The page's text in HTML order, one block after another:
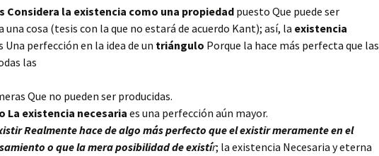
Considera la existencia como una propiedad puesto Que puede ser
una cosa (tesis con la que no estará de acuerdo Kant); así, la existencia
Una perfección en la idea de un triángulo Porque la hace más perfecta que las
las
Que no pueden ser producidas.
La existencia necesariaes una perfección aún mayor.
Realmente hace de algo más perfecto que el existir meramente en el
o que la mera posibilidad de existír; la existencia Necesaria y eterna